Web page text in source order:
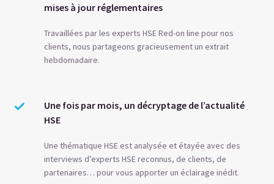
mises à jour réglementaires
Travaillées par les experts HSE Red-on line pour nos
clients, nous partageons gracieusement un extrait
hebdomadaire.
Une fois par mois, un décryptage de l’actualité
HSE
Une thématique HSE est analysée et étayée avec des
interviews d’experts HSE reconnus, de clients, de
partenaires… pour vous apporter un éclairage inédit.